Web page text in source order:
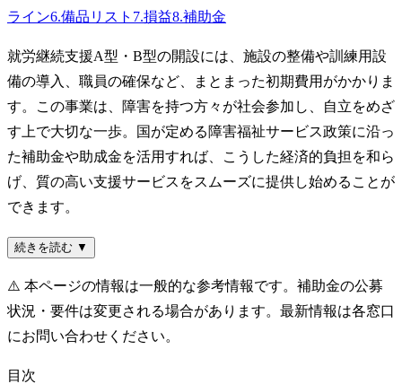
ライン6.備品リスト 7.損益8.補助金
就労継続支援A型・B型の開設には、施設の整備や訓練用設
備の導入、職員の確保など、まとまった初期費用がかかりま
す。この事業は、障害を持つ方々が社会参加し、自立をめざ
す上で大切な一歩。国が定める障害福祉サービス政策に沿っ
た補助金や助成金を活用すれば、こうした経済的負担を和ら
げ、質の高い支援サービスをスムーズに提供し始めることが
できます。
続きを読む ▼
⚠️ 本ページの情報は一般的な参考情報です。補助金の公募
状況・要件は変更される場合があります。最新情報は各窓口
にお問い合わせください。
目次